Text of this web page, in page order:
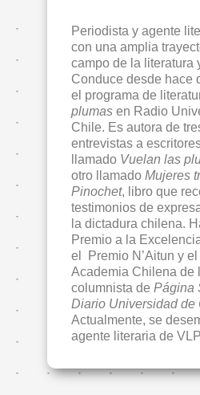
Periodista y agente
con una amplia
campo de la literatura
Conduce desde hace
el programa de
plumas en Radio
Chile. Es autora de
entrevistas a
llamado Vuelan las
otro llamado Mujeres
Pinochet, libro que
testimonios de
la dictadura chilena.
Premio a la
el Premio N’Aitun y
Academia Chilena de
columnista de Página
Diario Universidad de
Actualmente, se
agente literaria de